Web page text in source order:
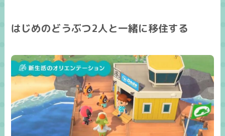
はじめのどうぶつ2人と一緒に移住する